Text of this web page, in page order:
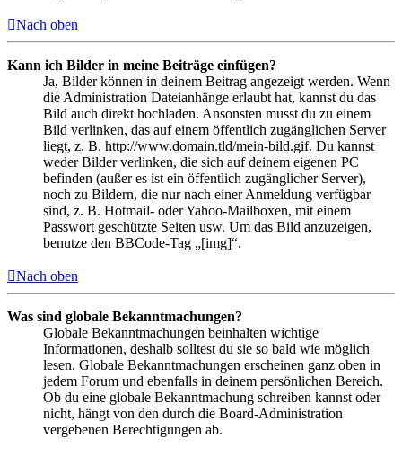
Nach oben
Kann ich Bilder in meine Beiträge einfügen?
Ja, Bilder können in deinem Beitrag angezeigt werden. Wenn
die Administration Dateianhänge erlaubt hat, kannst du das
Bild auch direkt hochladen. Ansonsten musst du zu einem
Bild verlinken, das auf einem öffentlich zugänglichen Server
liegt, z. B. http://www.domain.tld/mein-bild.gif. Du kannst
weder Bilder verlinken, die sich auf deinem eigenen PC
befinden (außer es ist ein öffentlich zugänglicher Server),
noch zu Bildern, die nur nach einer Anmeldung verfügbar
sind, z. B. Hotmail- oder Yahoo-Mailboxen, mit einem
Passwort geschützte Seiten usw. Um das Bild anzuzeigen,
benutze den BBCode-Tag „[img]“.
Nach oben
Was sind globale Bekanntmachungen?
Globale Bekanntmachungen beinhalten wichtige
Informationen, deshalb solltest du sie so bald wie möglich
lesen. Globale Bekanntmachungen erscheinen ganz oben in
jedem Forum und ebenfalls in deinem persönlichen Bereich.
Ob du eine globale Bekanntmachung schreiben kannst oder
nicht, hängt von den durch die Board-Administration
vergebenen Berechtigungen ab.